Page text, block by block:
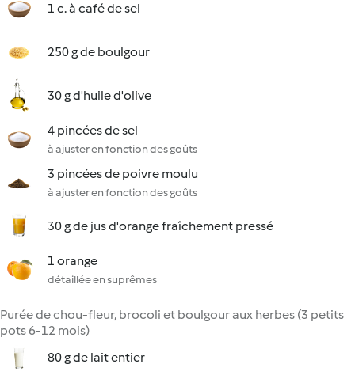
1 c. à café de sel
250 g de boulgour
30 g d'huile d'olive
4 pincées de sel
à ajuster en fonction des goûts
3 pincées de poivre moulu
à ajuster en fonction des goûts
30 g de jus d'orange fraîchement pressé
1 orange
détaillée en suprêmes
Purée de chou-fleur, brocoli et boulgour aux herbes (3 petits
pots 6-12 mois)
80 g de lait entier